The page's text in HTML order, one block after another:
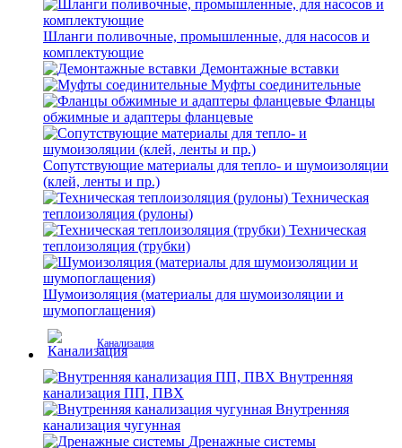
Шланги поливочные, промышленные, для насосов и
комплектующие
Демонтажные вставки
Муфты соединительные
Фланцы
обжимные и адаптеры фланцевые
Сопутствующие материалы для тепло- и шумоизоляции
(клей, ленты и пр.)
Техническая
теплоизоляция (рулоны)
Техническая
теплоизоляция (трубки)
Шумоизоляция (материалы для шумоизоляции и
шумопоглащения)
Канализация
Внутренняя
канализация ПП, ПВХ
Внутренняя
канализация чугунная
Дренажные системы